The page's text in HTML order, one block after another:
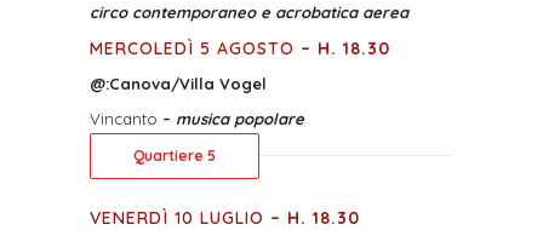
circo contemporaneo e acrobatica aerea
MERCOLEDÌ 5 AGOSTO – H. 18.30
@:Canova/Villa Vogel
Vincanto – musica popolare
Quartiere 5
VENERDÌ 10 LUGLIO – H. 18.30